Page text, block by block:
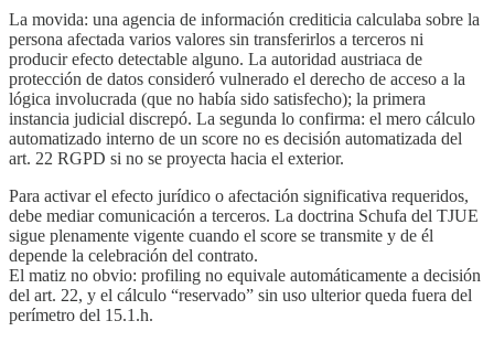
La movida: una agencia de información crediticia calculaba sobre la
persona afectada varios valores sin transferirlos a terceros ni
producir efecto detectable alguno. La autoridad austriaca de
protección de datos consideró vulnerado el derecho de acceso a la
lógica involucrada (que no había sido satisfecho); la primera
instancia judicial discrepó. La segunda lo confirma: el mero cálculo
automatizado interno de un score no es decisión automatizada del
art. 22 RGPD si no se proyecta hacia el exterior.
Para activar el efecto jurídico o afectación significativa requeridos,
debe mediar comunicación a terceros. La doctrina Schufa del TJUE
sigue plenamente vigente cuando el score se transmite y de él
depende la celebración del contrato.
El matiz no obvio: profiling no equivale automáticamente a decisión
del art. 22, y el cálculo “reservado” sin uso ulterior queda fuera del
perímetro del 15.1.h.